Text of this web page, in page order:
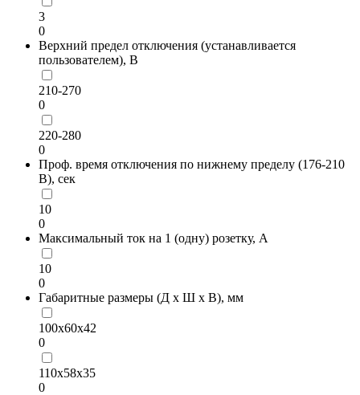
3
0
Верхний предел отключения (устанавливается
пользователем), В
210-270
0
220-280
0
Проф. время отключения по нижнему пределу (176-210
В), сек
10
0
Максимальный ток на 1 (одну) розетку, А
10
0
Габаритные размеры (Д х Ш х В), мм
100х60х42
0
110х58х35
0